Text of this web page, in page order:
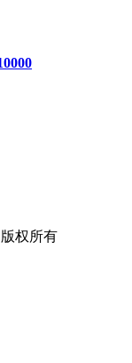
版权所有